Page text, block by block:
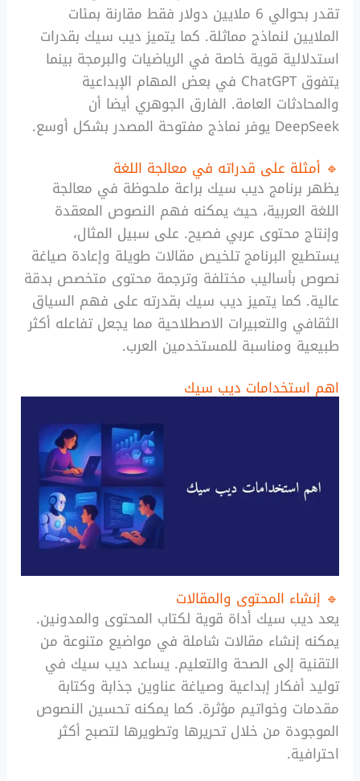
تقدر بحوالي 6 ملايين دولار فقط مقارنة بمئات
الملايين لنماذج مماثلة. كما يتميز ديب سيك بقدرات
استدلالية قوية خاصة في الرياضيات والبرمجة بينما
يتفوق ChatGPT في بعض المهام الإبداعية
والمحادثات العامة. الفارق الجوهري أيضا أن
DeepSeek يوفر نماذج مفتوحة المصدر بشكل أوسع.
🔹 أمثلة على قدراته في معالجة اللغة
يظهر برنامج ديب سيك براعة ملحوظة في معالجة
اللغة العربية، حيث يمكنه فهم النصوص المعقدة
وإنتاج محتوى عربي فصيح. على سبيل المثال،
يستطيع البرنامج تلخيص مقالات طويلة وإعادة صياغة
نصوص بأساليب مختلفة وترجمة محتوى متخصص بدقة
عالية. كما يتميز ديب سيك بقدرته على فهم السياق
الثقافي والتعبيرات الاصطلاحية مما يجعل تفاعله أكثر
طبيعية ومناسبة للمستخدمين العرب.
اهم استخدامات ديب سيك
🔹 إنشاء المحتوى والمقالات
يعد ديب سيك أداة قوية لكتاب المحتوى والمدونين.
يمكنه إنشاء مقالات شاملة في مواضيع متنوعة من
التقنية إلى الصحة والتعليم. يساعد ديب سيك في
توليد أفكار إبداعية وصياغة عناوين جذابة وكتابة
مقدمات وخواتيم مؤثرة. كما يمكنه تحسين النصوص
الموجودة من خلال تحريرها وتطويرها لتصبح أكثر
احترافية.